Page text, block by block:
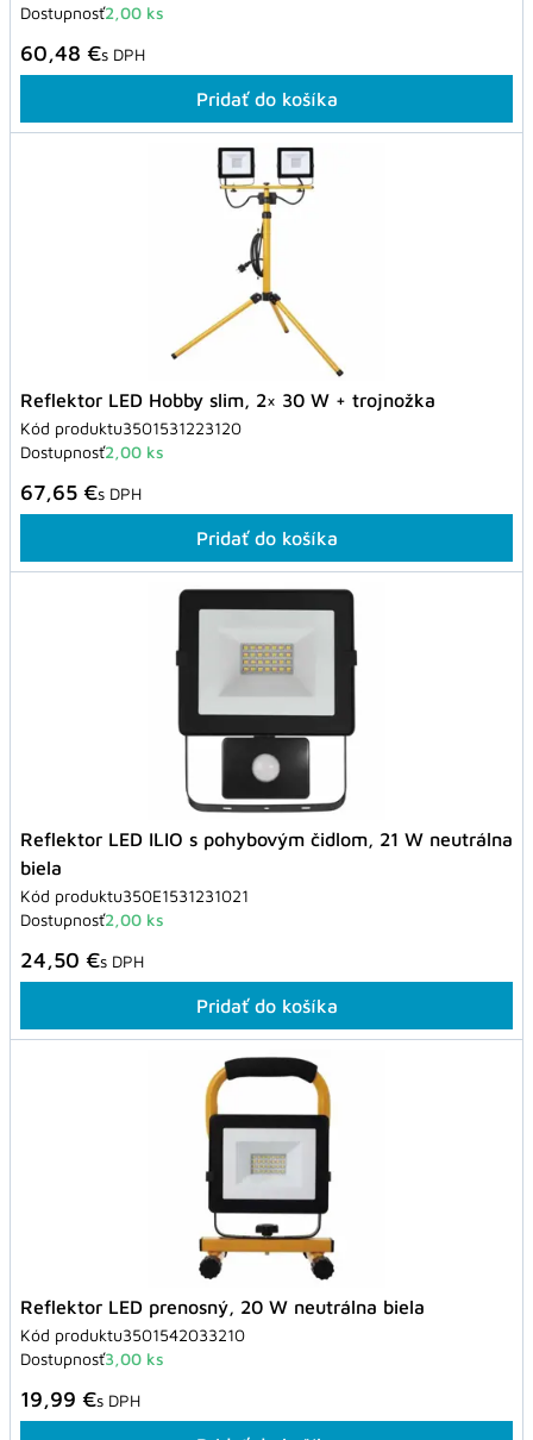
Dostupnosť2,00 ks
60,48 €s DPH
Pridať do košíka
Reflektor LED Hobby slim, 2× 30 W + trojnožka
Kód produktu3501531223120
Dostupnosť2,00 ks
67,65 €s DPH
Pridať do košíka
Reflektor LED ILIO s pohybovým čidlom, 21 W neutrálna
biela
Kód produktu350E1531231021
Dostupnosť2,00 ks
24,50 €s DPH
Pridať do košíka
Reflektor LED prenosný, 20 W neutrálna biela
Kód produktu3501542033210
Dostupnosť3,00 ks
19,99 €s DPH